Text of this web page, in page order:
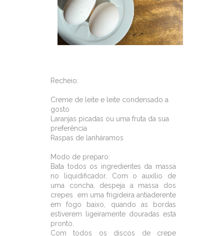
Recheio:
Creme de leite e leite condensado a
gosto
Laranjas picadas ou uma fruta da sua
preferência
Raspas de lanháramos
Modo de preparo:
Bata todos os ingredientes da massa
no liquidificador. Com o auxílio de
uma concha, despeja a massa dos
crepes em uma frigideira antiaderente
em fogo baixo, quando as bordas
estiverem ligeiramente douradas está
pronto.
Com todos os discos de crepe